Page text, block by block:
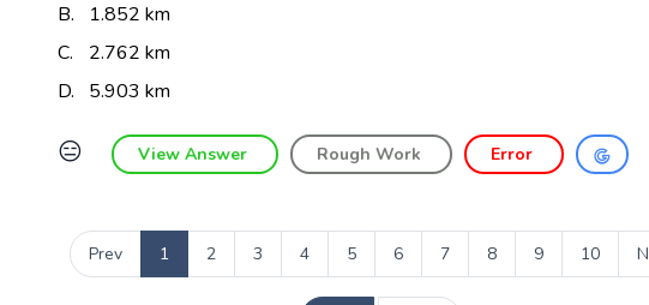
B.
1.852 km
C.
2.762 km
D.
5.903 km
😑 View Answer Rough Work Error
Prev 1 2 3 4 5 6 7 8 9 10